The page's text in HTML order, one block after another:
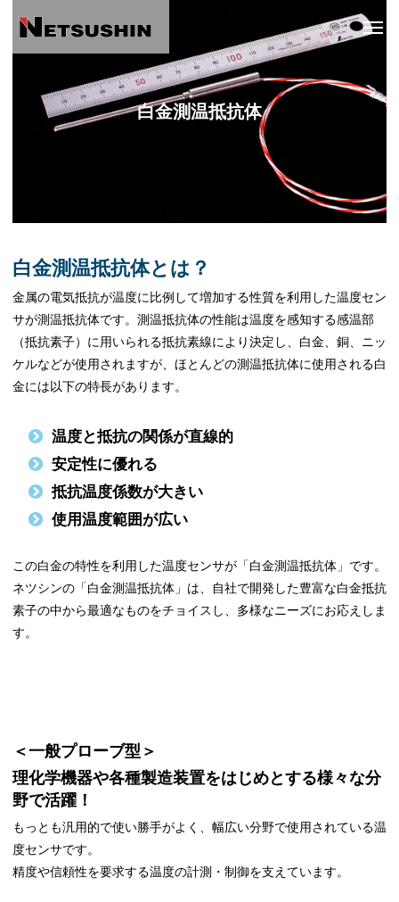
白金測温抵抗体
白金測温抵抗体とは？
金属の電気抵抗が温度に比例して増加する性質を利用した温度セン
サが測温抵抗体です。測温抵抗体の性能は温度を感知する感温部
（抵抗素子）に用いられる抵抗素線により決定し、白金、銅、ニッ
ケルなどが使用されますが、ほとんどの測温抵抗体に使用される白
金には以下の特長があります。
温度と抵抗の関係が直線的
安定性に優れる
抵抗温度係数が大きい
使用温度範囲が広い
この白金の特性を利用した温度センサが「白金測温抵抗体」です。
ネツシンの「白金測温抵抗体」は、自社で開発した豊富な白金抵抗
素子の中から最適なものをチョイスし、多様なニーズにお応えしま
す。
＜一般プローブ型＞
理化学機器や各種製造装置をはじめとする様々な分
野で活躍！
もっとも汎用的で使い勝手がよく、幅広い分野で使用されている温
度センサです。
精度や信頼性を要求する温度の計測・制御を支えています。